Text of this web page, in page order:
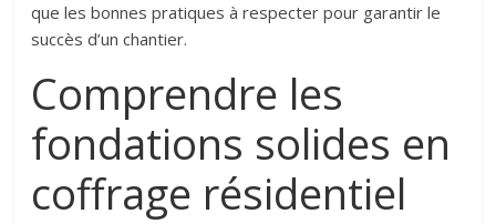
que les bonnes pratiques à respecter pour garantir le
succès d’un chantier.
Comprendre les
fondations solides en
coffrage résidentiel